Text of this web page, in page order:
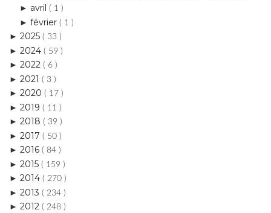
► avril ( 1 )
► février ( 1 )
► 2025 ( 33 )
► 2024 ( 59 )
► 2022 ( 6 )
► 2021 ( 3 )
► 2020 ( 17 )
► 2019 ( 11 )
► 2018 ( 39 )
► 2017 ( 50 )
► 2016 ( 84 )
► 2015 ( 159 )
► 2014 ( 270 )
► 2013 ( 234 )
► 2012 ( 248 )